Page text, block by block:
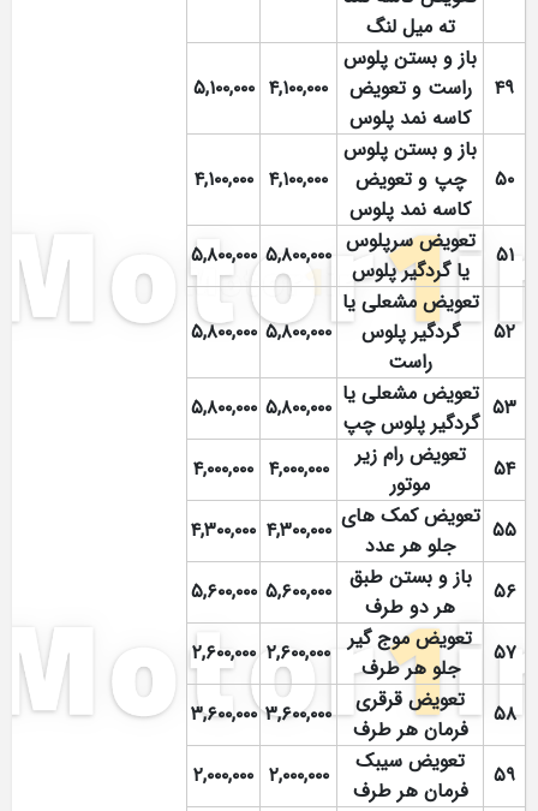
ته میل لنگ
۴۹
باز و بستن پلوس
راست و تعویض
کاسه نمد پلوس
۴,۱۰۰,۰۰۰ ۵,۱۰۰,۰۰۰
۵۰
باز و بستن پلوس
چپ و تعویض
کاسه نمد پلوس
۴,۱۰۰,۰۰۰ ۴,۱۰۰,۰۰۰
۵۱
تعویض سرپلوس
یا گردگیر پلوس
۵,۸۰۰,۰۰۰ ۵,۸۰۰,۰۰۰
۵۲
تعویض مشعلی یا
گردگیر پلوس
راست
۵,۸۰۰,۰۰۰ ۵,۸۰۰,۰۰۰
۵۳ تعویض مشعلی یا
گردگیر پلوس چپ
۵,۸۰۰,۰۰۰ ۵,۸۰۰,۰۰۰
۵۴
تعویض رام زیر
موتور
۴,۰۰۰,۰۰۰ ۴,۰۰۰,۰۰۰
۵۵ تعویض کمک های
جلو هر عدد
۴,۳۰۰,۰۰۰ ۴,۳۰۰,۰۰۰
۵۶
باز و بستن طبق
هر دو طرف
۵,۶۰۰,۰۰۰ ۵,۶۰۰,۰۰۰
۵۷
تعویض موج گیر
جلو هر طرف
۲,۶۰۰,۰۰۰ ۲,۶۰۰,۰۰۰
۵۸
تعویض قرقری
فرمان هر طرف
۳,۶۰۰,۰۰۰ ۳,۶۰۰,۰۰۰
۵۹
تعویض سیبک
فرمان هر طرف
۲,۰۰۰,۰۰۰ ۲,۰۰۰,۰۰۰